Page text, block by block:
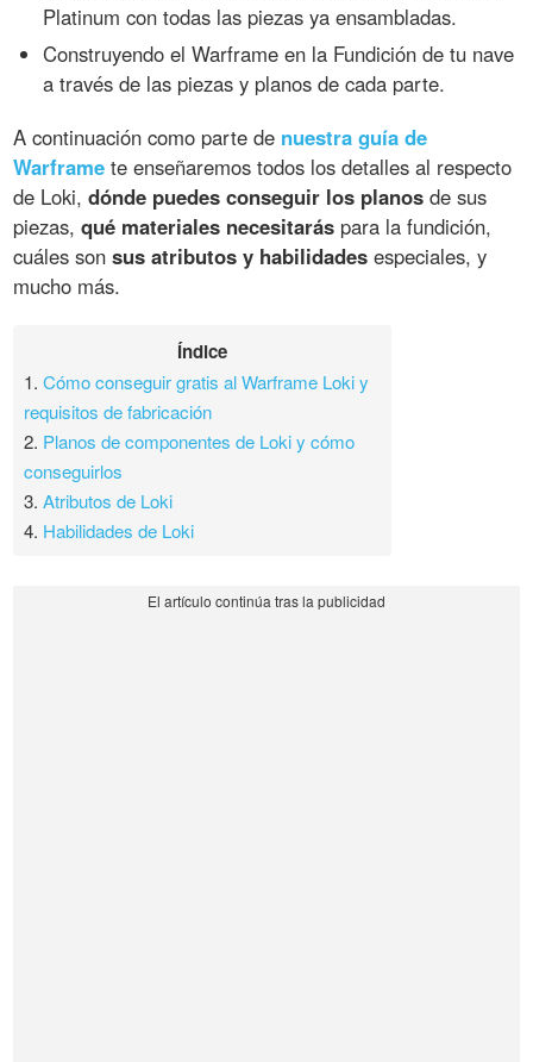
Platinum con todas las piezas ya ensambladas.
Construyendo el Warframe en la Fundición de tu nave
a través de las piezas y planos de cada parte.
A continuación como parte de nuestra guía de
Warframe te enseñaremos todos los detalles al respecto
de Loki,dónde puedes conseguir los planos de sus
piezas,qué materiales necesitarás para la fundición,
cuáles sonsus atributos y habilidades especiales, y
mucho más.
Índice
1.Cómo conseguir gratis al Warframe Loki y
requisitos de fabricación
2. Planos de componentes de Loki y cómo
conseguirlos
3.Atributos de Loki
4. Habilidades de Loki